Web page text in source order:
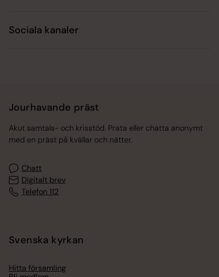
Sociala kanaler
Jourhavande präst
Akut samtals- och krisstöd. Prata eller chatta anonymt
med en präst på kvällar och nätter.
Chatt
Digitalt brev
Telefon 112
Svenska kyrkan
Hitta församling